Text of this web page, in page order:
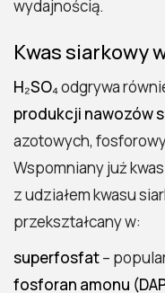
wydajnością.
Kwas siarkowy
H₂SO₄odgrywa
produkcji nawozów
azotowych,
Wspomniany już
z udziałem kwasu
przekształcany w:
superfosfat–
fosforan amonu (DAP